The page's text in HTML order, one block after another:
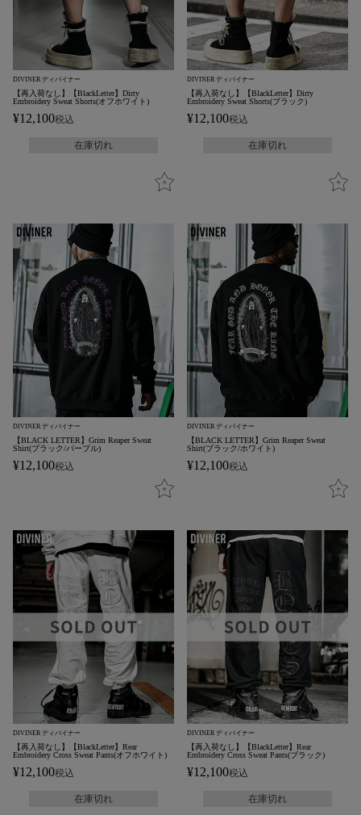
DIVINER ディバイナー
【再入荷なし】【BlackLetter】Dirty
Embroidery Sweat Shorts(オフホワイト)
¥12,100税込
在庫切れ
DIVINER ディバイナー
【再入荷なし】【BlackLetter】Dirty
Embroidery Sweat Shorts(ブラック)
¥12,100税込
在庫切れ
DIVINER ディバイナー
【BLACK LETTER】Grim Reaper Sweat
Shirt(ブラック/パープル)
¥12,100税込
DIVINER ディバイナー
【BLACK LETTER】Grim Reaper Sweat
Shirt(ブラック/ホワイト)
¥12,100税込
DIVINER ディバイナー
【再入荷なし】【BlackLetter】Rear
Embroidery Cross Sweat Pants(オフホワイト)
¥12,100税込
在庫切れ
DIVINER ディバイナー
【再入荷なし】【BlackLetter】Rear
Embroidery Cross Sweat Pants(ブラック)
¥12,100税込
在庫切れ